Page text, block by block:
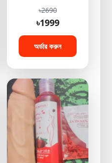
৳2690
৳1999
অর্ডার করুন